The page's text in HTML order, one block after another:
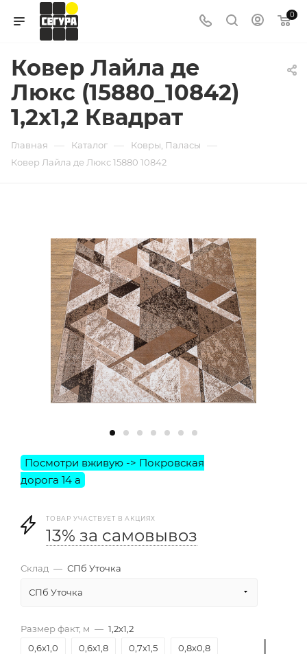
0
Ковер Лайла де
Люкс (15880_10842)
1,2х1,2 Квадрат
Главная — Каталог — Ковры, Паласы —
Ковер Лайла де Люкс 15880 10842
ТОВАР УЧАСТВУЕТ В АКЦИЯХ
13% за самовывоз
Склад — СПб Уточка
СПб Уточка
Размер факт, м — 1,2х1,2
0,6х1,0
0,6х1,8 0,7х1,5 0,8х0,8